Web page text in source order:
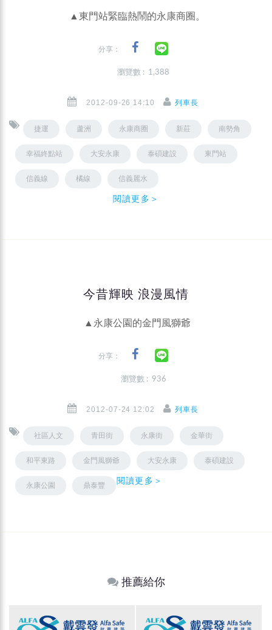
▲東門站緊臨熱鬧的永康商圈。
分享：
瀏覽數 : 1,388
2012-09-26 14:10 列車長
捷運 蘆洲 永康商圈 新莊 南勢角
幸福終點站 大安永康 泰碩建設 東門站
信義線 橘線 信義麗水
閱讀更多＞
今昔輝映 浪漫風情
▲永康公園的金門風獅爺
分享：
瀏覽數 : 936
2012-07-24 12:02 列車長
社區人文 青田街 永康街 金華街
和平東路 金門風獅爺 大安永康 泰碩建設
永康公園 鼎泰豐 閱讀更多＞
推薦給你